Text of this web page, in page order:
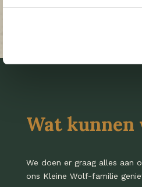
topconditie blijft.
Wat kunnen
We doen er graag alles aan
ons Kleine Wolf-familie